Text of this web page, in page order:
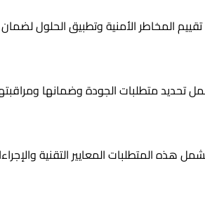
المخاطر الأمنية وتطبيق الحلول
متطلبات الجودة وضمانها
هذه المتطلبات المعايير التقنية